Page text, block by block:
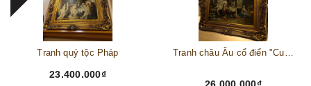
Tranh quý tộc Pháp
23.400.000₫
Tranh châu Âu cổ điển "Cuộc sống lao động"